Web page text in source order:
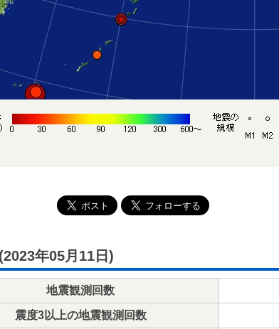
年05月11日)
地震観測回数
震度3以上の地震観測回数